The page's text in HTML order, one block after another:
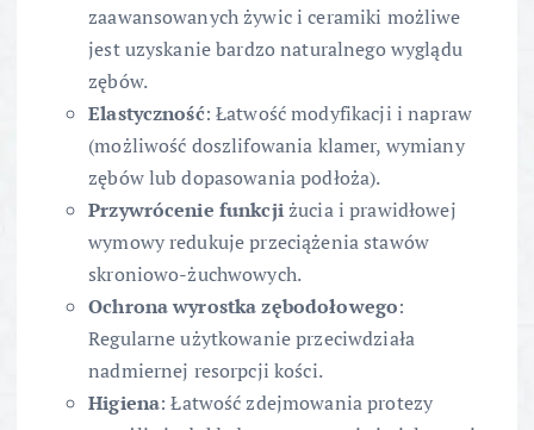
zaawansowanych żywic i ceramiki możliwe
jest uzyskanie bardzo naturalnego wyglądu
zębów.
Elastyczność: Łatwość modyfikacji i napraw
(możliwość doszlifowania klamer, wymiany
zębów lub dopasowania podłoża).
Przywrócenie funkcjiżucia i prawidłowej
wymowy redukuje przeciążenia stawów
skroniowo-żuchwowych.
Ochrona wyrostka zębodołowego:
Regularne użytkowanie przeciwdziała
nadmiernej resorpcji kości.
Higiena: Łatwość zdejmowania protezy